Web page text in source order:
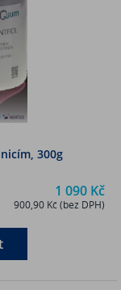
300g
1 090 Kč
900,90 Kč (bez DPH)